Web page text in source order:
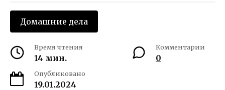
Домашние дела
Время чтения
14 мин.
Комментарии
0
Опубликовано
19.01.2024